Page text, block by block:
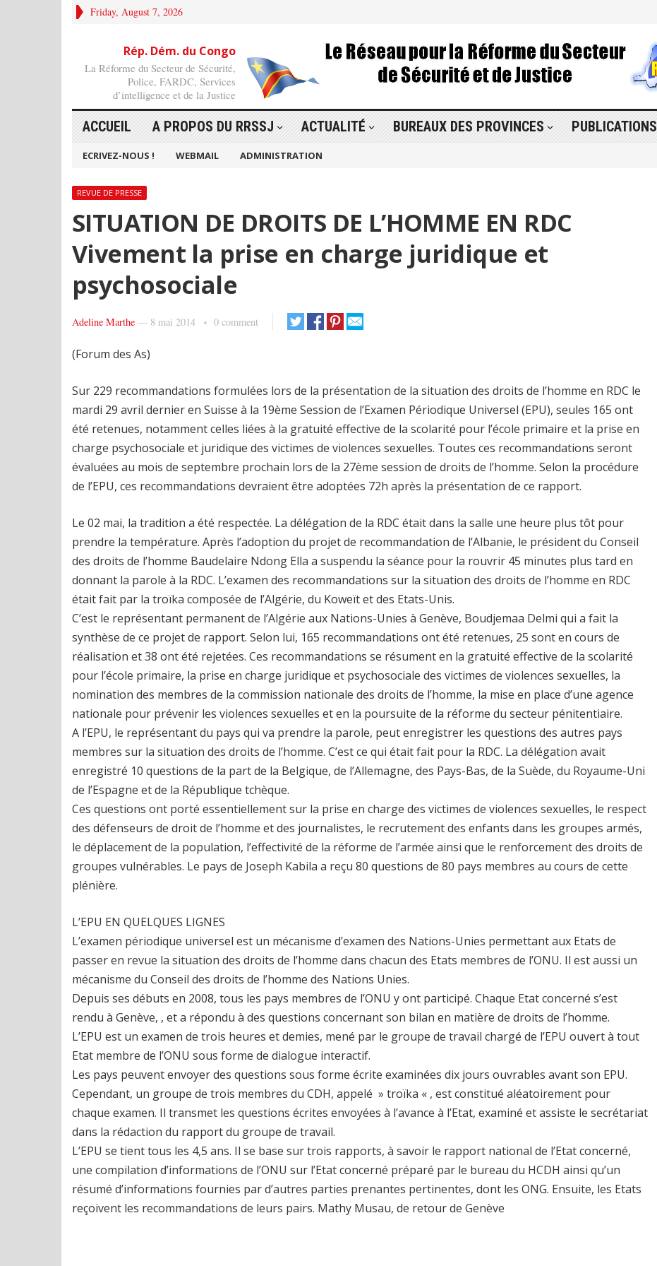
Friday, August 7, 2026
Rép. Dém. du Congo
La Réforme du Secteur de Sécurité,
Police, FARDC, Services
d’intelligence et de la Justice
ACCUEIL A PROPOS DU RRSSJ ACTUALITÉ BUREAUX DES PROVINCES PUBLICATIONS
ECRIVEZ-NOUS ! WEBMAIL ADMINISTRATION
REVUE DE PRESSE
SITUATION DE DROITS DE L’HOMME EN RDC
Vivement la prise en charge juridique et
psychosociale
Adeline Marthe — 8 mai 2014 0 comment
(Forum des As)
Sur 229 recommandations formulées lors de la présentation de la situation des droits de l’homme en RDC le
mardi 29 avril dernier en Suisse à la 19ème Session de l’Examen Périodique Universel (EPU), seules 165 ont
été retenues, notamment celles liées à la gratuité effective de la scolarité pour l’école primaire et la prise en
charge psychosociale et juridique des victimes de violences sexuelles. Toutes ces recommandations seront
évaluées au mois de septembre prochain lors de la 27ème session de droits de l’homme. Selon la procédure
de l’EPU, ces recommandations devraient être adoptées 72h après la présentation de ce rapport.
Le 02 mai, la tradition a été respectée. La délégation de la RDC était dans la salle une heure plus tôt pour
prendre la température. Après l’adoption du projet de recommandation de l’Albanie, le président du Conseil
des droits de l’homme Baudelaire Ndong Ella a suspendu la séance pour la rouvrir 45 minutes plus tard en
donnant la parole à la RDC. L’examen des recommandations sur la situation des droits de l’homme en RDC
était fait par la troïka composée de l’Algérie, du Koweït et des Etats-Unis.
C’est le représentant permanent de l’Algérie aux Nations-Unies à Genève, Boudjemaa Delmi qui a fait la
synthèse de ce projet de rapport. Selon lui, 165 recommandations ont été retenues, 25 sont en cours de
réalisation et 38 ont été rejetées. Ces recommandations se résument en la gratuité effective de la scolarité
pour l’école primaire, la prise en charge juridique et psychosociale des victimes de violences sexuelles, la
nomination des membres de la commission nationale des droits de l’homme, la mise en place d’une agence
nationale pour prévenir les violences sexuelles et en la poursuite de la réforme du secteur pénitentiaire.
A l’EPU, le représentant du pays qui va prendre la parole, peut enregistrer les questions des autres pays
membres sur la situation des droits de l’homme. C’est ce qui était fait pour la RDC. La délégation avait
enregistré 10 questions de la part de la Belgique, de l’Allemagne, des Pays-Bas, de la Suède, du Royaume-Uni
de l’Espagne et de la République tchèque.
Ces questions ont porté essentiellement sur la prise en charge des victimes de violences sexuelles, le respect
des défenseurs de droit de l’homme et des journalistes, le recrutement des enfants dans les groupes armés,
le déplacement de la population, l’effectivité de la réforme de l’armée ainsi que le renforcement des droits de
groupes vulnérables. Le pays de Joseph Kabila a reçu 80 questions de 80 pays membres au cours de cette
plénière.
L’EPU EN QUELQUES LIGNES
L’examen périodique universel est un mécanisme d’examen des Nations-Unies permettant aux Etats de
passer en revue la situation des droits de l’homme dans chacun des Etats membres de l’ONU. Il est aussi un
mécanisme du Conseil des droits de l’homme des Nations Unies.
Depuis ses débuts en 2008, tous les pays membres de l’ONU y ont participé. Chaque Etat concerné s’est
rendu à Genève, , et a répondu à des questions concernant son bilan en matière de droits de l’homme.
L’EPU est un examen de trois heures et demies, mené par le groupe de travail chargé de l’EPU ouvert à tout
Etat membre de l’ONU sous forme de dialogue interactif.
Les pays peuvent envoyer des questions sous forme écrite examinées dix jours ouvrables avant son EPU.
Cependant, un groupe de trois membres du CDH, appelé » troïka « , est constitué aléatoirement pour
chaque examen. Il transmet les questions écrites envoyées à l’avance à l’Etat, examiné et assiste le secrétariat
dans la rédaction du rapport du groupe de travail.
L’EPU se tient tous les 4,5 ans. Il se base sur trois rapports, à savoir le rapport national de l’Etat concerné,
une compilation d’informations de l’ONU sur l’Etat concerné préparé par le bureau du HCDH ainsi qu’un
résumé d’informations fournies par d’autres parties prenantes pertinentes, dont les ONG. Ensuite, les Etats
reçoivent les recommandations de leurs pairs. Mathy Musau, de retour de Genève